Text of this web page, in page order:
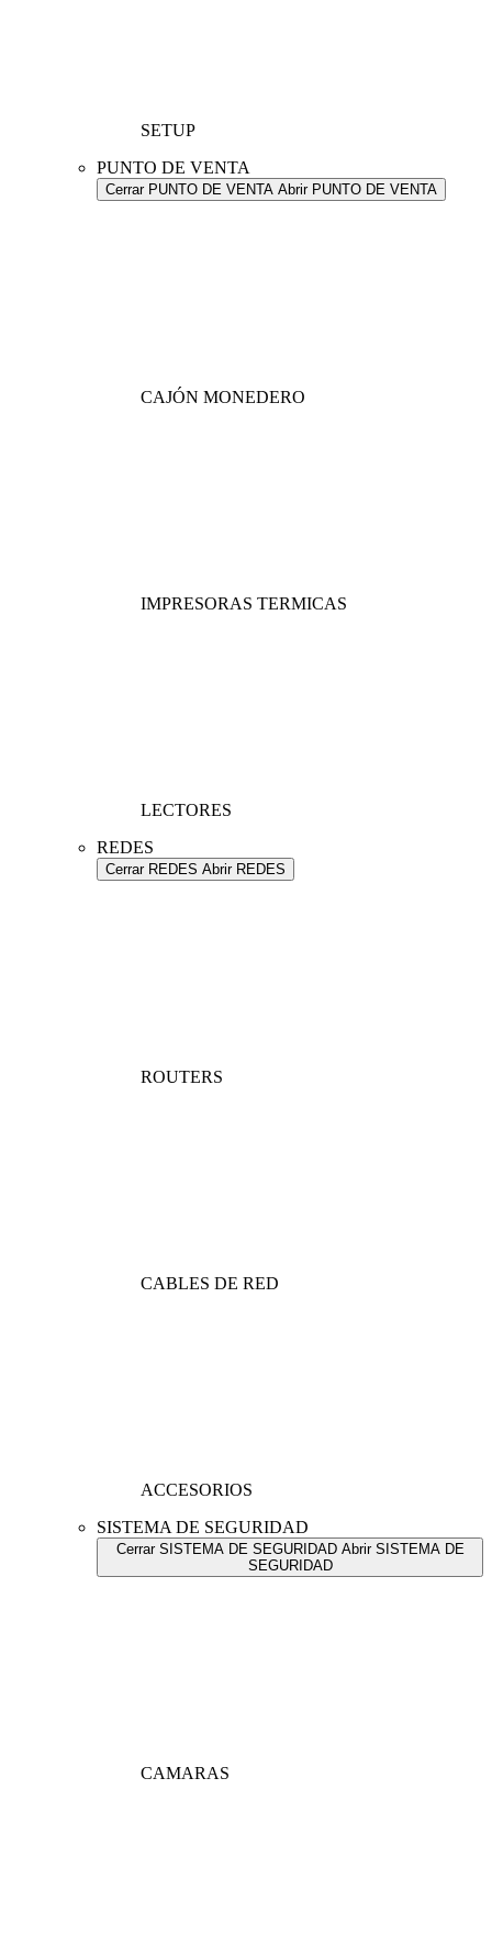
SETUP
PUNTO DE VENTA
Cerrar PUNTO DE VENTA Abrir PUNTO DE VENTA
CAJÓN MONEDERO
IMPRESORAS TERMICAS
LECTORES
REDES
Cerrar REDES Abrir REDES
ROUTERS
CABLES DE RED
ACCESORIOS
SISTEMA DE SEGURIDAD
Cerrar SISTEMA DE SEGURIDAD Abrir SISTEMA DE
SEGURIDAD
CAMARAS